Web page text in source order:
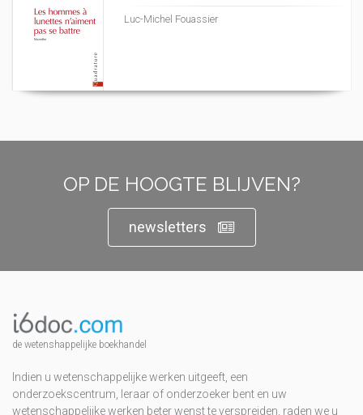
Luc-Michel Fouassier
OP DE HOOGTE BLIJVEN?
newsletters
de wetenshappelijke boekhandel
Indien u wetenschappelijke werken uitgeeft, een
onderzoekscentrum, leraar of onderzoeker bent en uw
wetenschappelijke werken beter wenst te verspreiden, raden we u